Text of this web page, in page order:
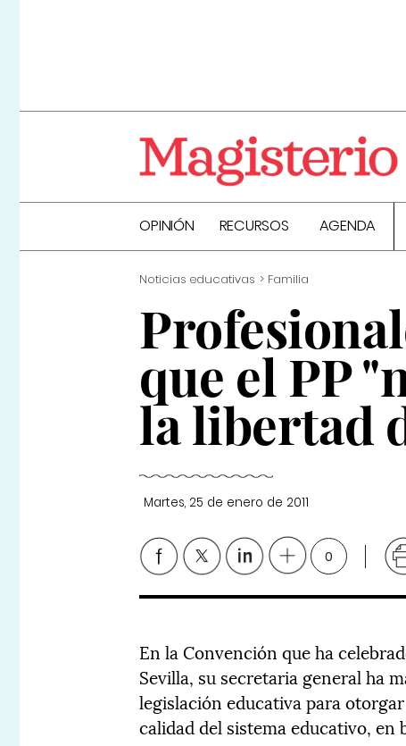
OPINIÓN RECURSOS AGENDA
Noticias educativas Familia
que el PP
la libertad
Martes, 25 de enero de 2011
0
En la Convención que ha
Sevilla, su secretaria general ha
legislación educativa para
calidad del sistema educativo, en